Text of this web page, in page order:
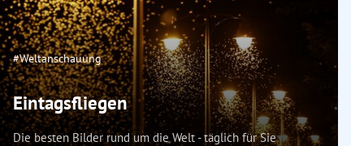
#Weltanschauung
Eintagsfliegen
Die besten Bilder rund um die Welt - täglich für Sie